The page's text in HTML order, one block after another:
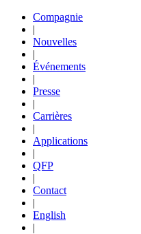
Compagnie
|
Nouvelles
|
Événements
|
Presse
|
Carrières
|
Applications
|
QFP
|
Contact
|
English
|